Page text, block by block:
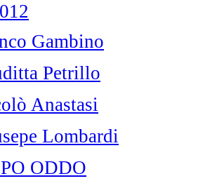
Gambino
Petrillo
Anastasi
Lombardi
ODDO